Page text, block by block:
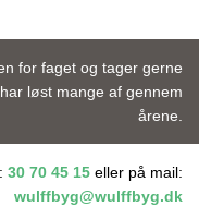
for faget og tager gerne
løst mange af gennem
årene.
30 70 45 15 eller på mail:
wulffbyg@wulffbyg.dk